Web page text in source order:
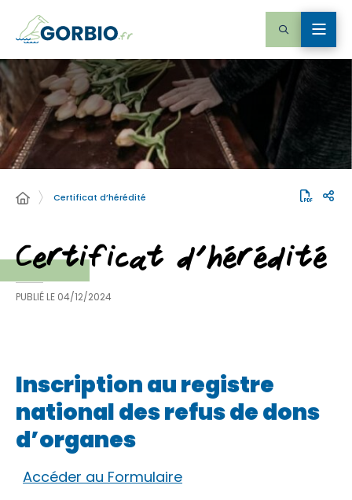
Certificat d’hérédité
Certificat d’hérédité
PUBLIÉ LE 04/12/2024
Inscription au registre
national des refus de dons
d’organes
Accéder au Formulaire